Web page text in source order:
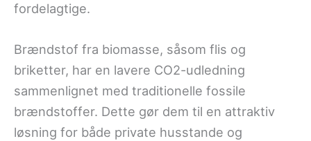
fordelagtige.
Brændstof fra biomasse, såsom flis og
briketter, har en lavere CO2-udledning
sammenlignet med traditionelle fossile
brændstoffer. Dette gør dem til en attraktiv
løsning for både private husstande og